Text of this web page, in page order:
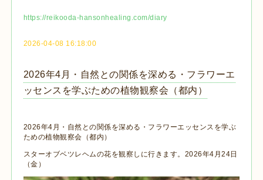
https://reikooda-hansonhealing.com/diary
2026-04-08 16:18:00
2026年4月・自然との関係を深める・フラワーエ
ッセンスを学ぶための植物観察会（都内）
2026年4月・自然との関係を深める・フラワーエッセンスを学ぶ
ための植物観察会（都内）
スターオブベツレヘムの花を観察しに行きます。2026年4月24日
（金）